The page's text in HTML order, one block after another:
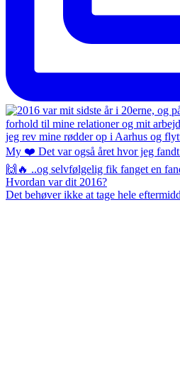
Det behøver ikke at tage hele